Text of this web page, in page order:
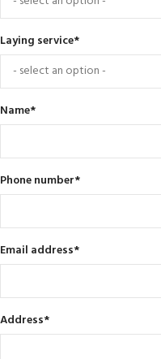
Laying service*
Name*
Phone number*
Email address*
Address*